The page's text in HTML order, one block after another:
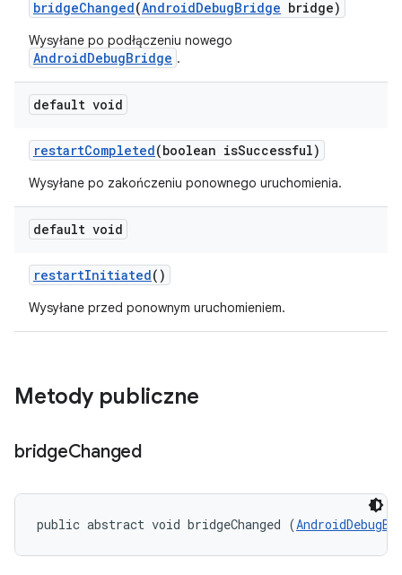
bridgeChanged(AndroidDebugBridge bridge)
Wysyłane po podłączeniu nowego
AndroidDebugBridge .
default void
restartCompleted(boolean isSuccessful)
Wysyłane po zakończeniu ponownego uruchomienia.
default void
restartInitiated()
Wysyłane przed ponownym uruchomieniem.
Metody publiczne
bridgeChanged
public abstract void bridgeChanged (